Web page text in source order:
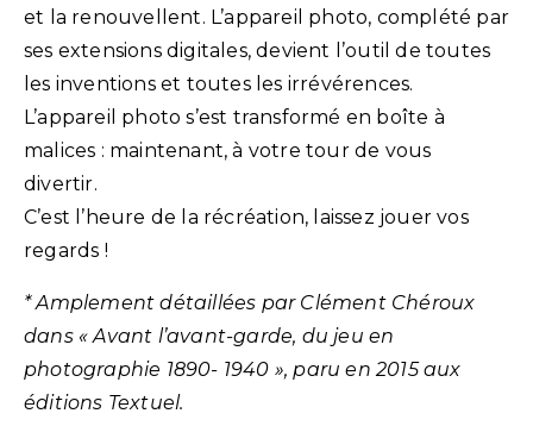
et la renouvellent. L’appareil photo, complété par
ses extensions digitales, devient l’outil de toutes
les inventions et toutes les irrévérences.
L’appareil photo s’est transformé en boîte à
malices : maintenant, à votre tour de vous
divertir.
C’est l’heure de la récréation, laissez jouer vos
regards !
* Amplement détaillées par Clément Chéroux
dans « Avant l’avant-garde, du jeu en
photographie 1890- 1940 », paru en 2015 aux
éditions Textuel.